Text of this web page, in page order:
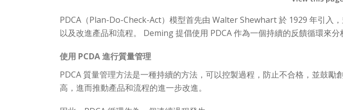
PDCA（Plan-Do-Check-Act）模型首先由 Walter Shewhart 於 1929 年引入
以及改進產品和流程。 Deming 提倡使用 PDCA 作為一個持續的反饋循環來
使用 PCDA 進行質量管理
PDCA 質量管理方法是一種持續的方法，可以控製過程，防止不合格，並鼓
高，進而推動產品和流程的進一步改進。